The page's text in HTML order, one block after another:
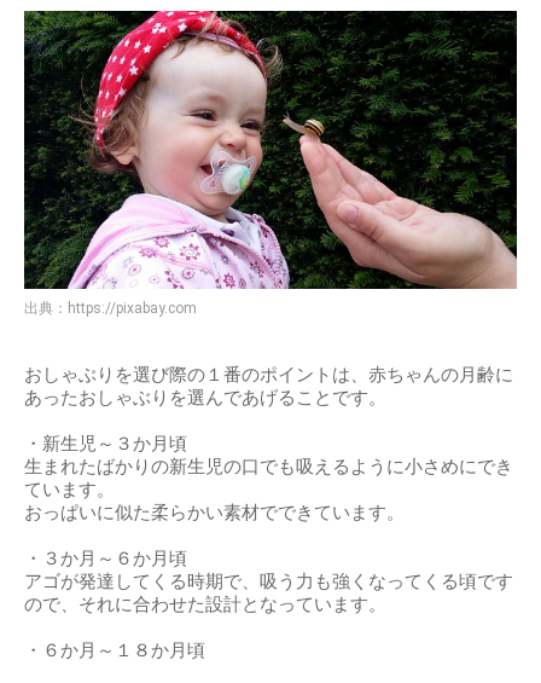
出典： https://pixabay.com
おしゃぶりを選び際の１番のポイントは、赤ちゃんの月齢に
あったおしゃぶりを選んであげることです。
・新生児～３か月頃
生まれたばかりの新生児の口でも吸えるように小さめにでき
ています。
おっぱいに似た柔らかい素材でできています。
・３か月～６か月頃
アゴが発達してくる時期で、吸う力も強くなってくる頃です
ので、それに合わせた設計となっています。
・６か月～１８か月頃